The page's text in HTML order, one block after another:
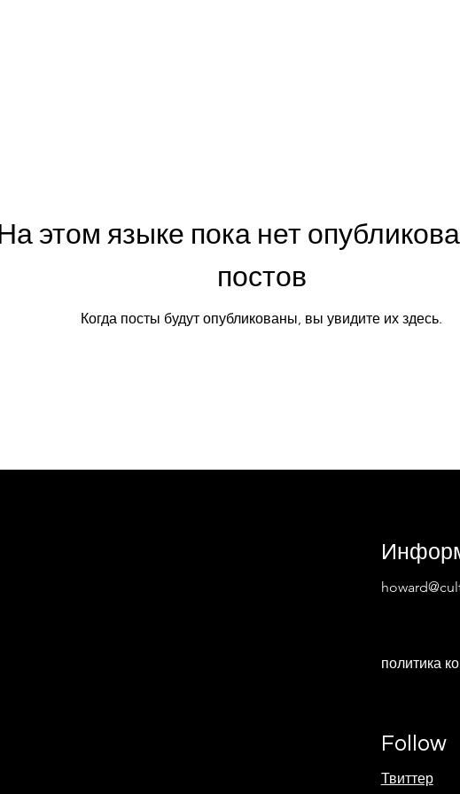
На этом языке пока нет
постов
Когда посты будут опубликованы, вы увидите их здесь.
политика
Follow
Твиттер